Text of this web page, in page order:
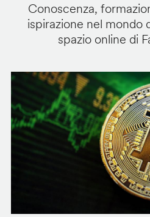
Conoscenza,
ispirazione nel mondo
spazio online di